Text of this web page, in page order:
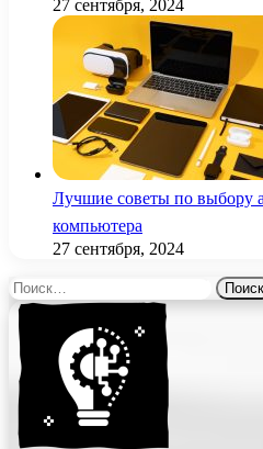
27 сентября, 2024
Лучшие советы по выбору
компьютера
27 сентября, 2024
Найти: